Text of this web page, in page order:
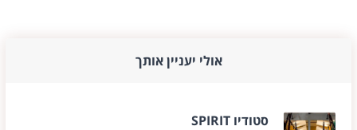
אולי יעניין אותך
סטודיו SPIRIT